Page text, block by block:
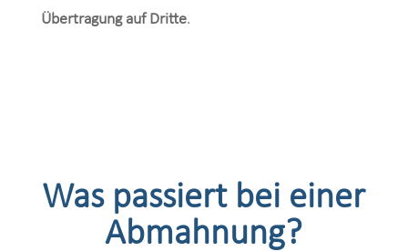
Übertragung auf Dritte.
Was passiert bei einer
Abmahnung?